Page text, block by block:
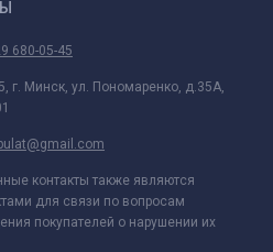
680-05-45
г. Минск, ул. Пономаренко, д.35А,
контакты также являются
для связи по вопросам
покупателей о нарушении их